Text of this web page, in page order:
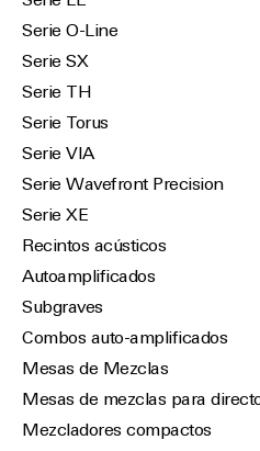
Serie O-Line
Serie SX
Serie TH
Serie Torus
Serie VIA
Serie Wavefront Precision
Serie XE
Recintos acústicos
Autoamplificados
Subgraves
Combos auto-amplificados
Mesas de Mezclas
Mesas de mezclas para
Mezcladores compactos